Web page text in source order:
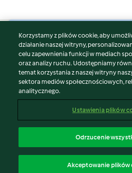
© Copyright 2026
Warunki korzystania
Polityka prywatności
Disclaimer
Znak wydawcy
Zgłoś treść
Oświadczenie o dostępności
Korzystamy z plików cookie, aby
działanie naszej witryny,
celu zapewnienia funkcji w mediach
oraz analizy ruchu. Udostępniamy
temat korzystania z naszej witryny
sektora mediów społecznościowych,
analitycznego.
Ustawienia plików
Odrzucenie
Akceptowanie plików